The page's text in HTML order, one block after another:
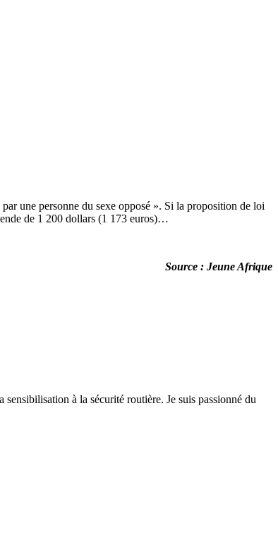
une personne du sexe opposé ». Si la proposition de loi
de 1 200 dollars (1 173 euros)…
Source : Jeune Afrique
à la sécurité routière. Je suis passionné du